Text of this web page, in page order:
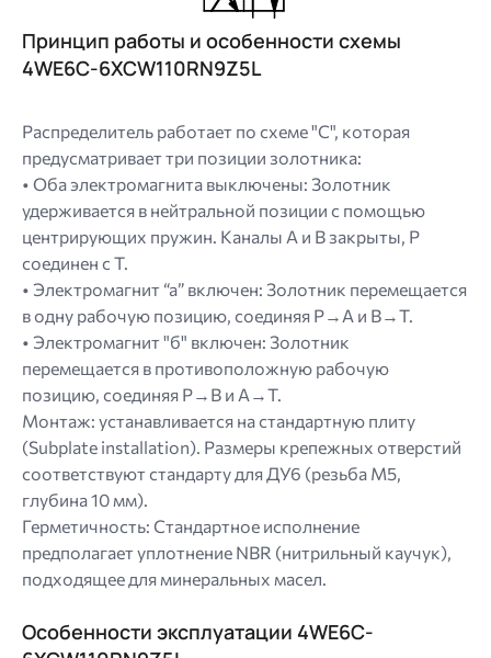
Принцип работы и особенности схемы
4WE6C-6XCW110RN9Z5L
Распределитель работает по схеме "C", которая
предусматривает три позиции золотника:
• Оба электромагнита выключены: Золотник
удерживается в нейтральной позиции с помощью
центрирующих пружин. Каналы A и B закрыты, P
соединен с T.
• Электромагнит “а” включен: Золотник перемещается
в одну рабочую позицию, соединяя P→A и B→T.
• Электромагнит "б" включен: Золотник
перемещается в противоположную рабочую
позицию, соединяя P→B и A→T.
Монтаж: устанавливается на стандартную плиту
(Subplate installation). Размеры крепежных отверстий
соответствуют стандарту для ДУ6 (резьба M5,
глубина 10 мм).
Герметичность: Стандартное исполнение
предполагает уплотнение NBR (нитрильный каучук),
подходящее для минеральных масел.
Особенности эксплуатации 4WE6C-